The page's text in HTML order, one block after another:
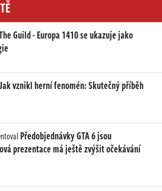
Guild - Europa 1410 se ukazuje jako
vznikl herní fenomén: Skutečný příběh
Předobjednávky GTA 6 jsou
prezentace má ještě zvýšit očekávání